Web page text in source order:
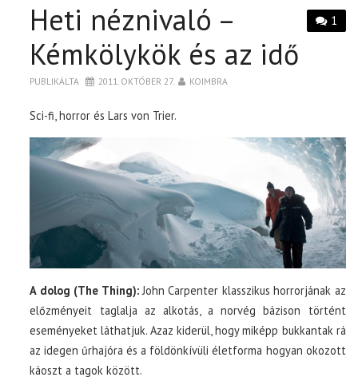
1
Heti néznivaló –
Kémkölykök és az idő
PUBLIKÁLTA 2011. OKTÓBER 27. KOIMBRA
Sci-fi, horror és Lars von Trier.
A dolog (The Thing):John Carpenter klasszikus horrorjának az
előzményeit taglalja az alkotás, a norvég bázison történt
eseményeket láthatjuk. Azaz kiderül, hogy miképp bukkantak rá
az idegen űrhajóra és a földönkívüli életforma hogyan okozott
káoszt a tagok között.